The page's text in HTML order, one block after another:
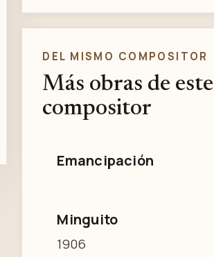
DEL MISMO COMPOSITOR
Más obras de este
compositor
Emancipación
Minguito
1906